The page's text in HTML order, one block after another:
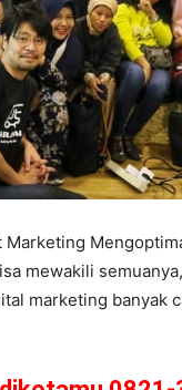
mewakili
marketing banyak